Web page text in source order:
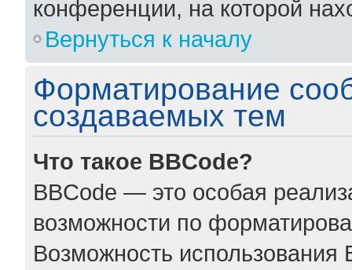
конференции, на которой
Вернуться к началу
Форматирование
создаваемых тем
Что такое BBCode?
BBCode — это особая
возможности по
Возможность использования